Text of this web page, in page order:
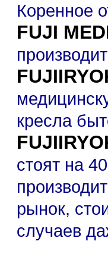
Коренное
FUJI
кресла
стоят на
рынок,
случаев